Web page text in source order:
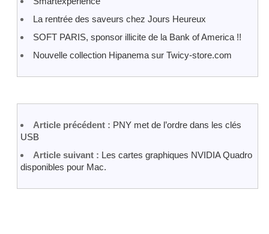
La rentrée des saveurs chez Jours Heureux
SOFT PARIS, sponsor illicite de la Bank of America !!
Nouvelle collection Hipanema sur Twicy-store.com
Article précédent : PNY met de l’ordre dans les clés
USB
Article suivant : Les cartes graphiques NVIDIA Quadro
disponibles pour Mac.